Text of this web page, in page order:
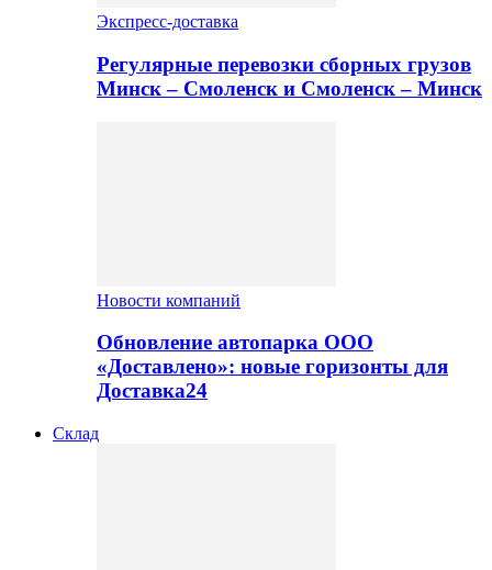
Экспресс-доставка
Регулярные перевозки сборных грузов
Минск – Смоленск и Смоленск – Минск
Новости компаний
Обновление автопарка ООО
«Доставлено»: новые горизонты для
Доставка24
Склад